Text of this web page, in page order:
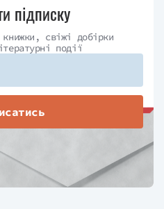
підписку
свіжі добірки
події